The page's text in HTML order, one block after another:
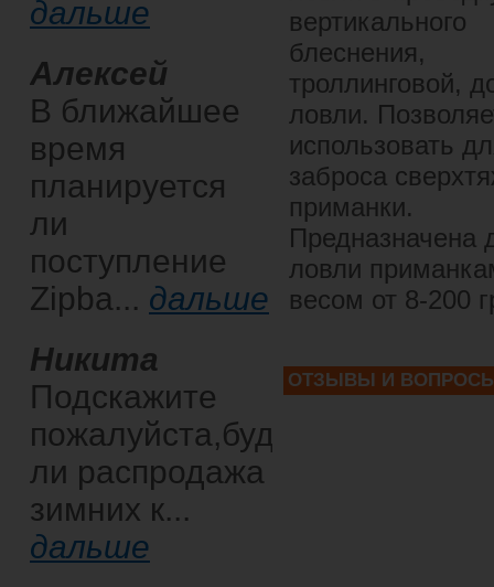
дальше
Алексей
В ближайшее
время
планируется
ли
поступление
Zipba... дальше
Никита
Подскажите
пожалуйста,будет
ли распродажа
зимних к...
дальше
вертикального
блеснения,
троллинговой,
ловли.
использовать
заброса
приманки.
Предназначена
ловли
весом от 8-200
ОТЗЫВЫ И